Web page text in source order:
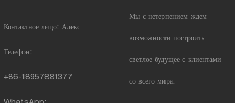
Контактное лицо: Алекс
Телефон:
+86-18957881377
Мы с нетерпением ждем
возможности построить
светлое будущее с клиентами
со всего мира.